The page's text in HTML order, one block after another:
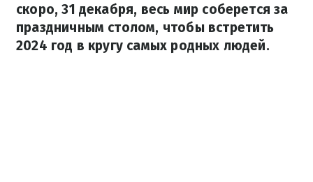
скоро, 31 декабря, весь мир соберется за
праздничным столом, чтобы встретить
2024 год в кругу самых родных людей.